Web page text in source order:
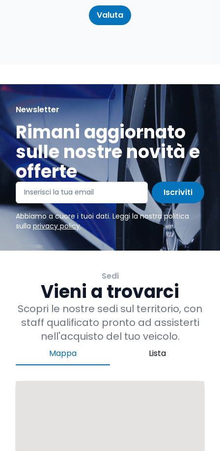
Valuta
Newsletter
Rimani aggiornato
sulle nostre novità e
offerte
Iscriviti
Abbiamo a cuore i tuoi dati. Leggi la nostra politica
sulla privacy policy.
Sedi
Vieni a trovarci
Scopri le nostre sedi sul territorio, con
staff qualificato pronto ad assisterti
nell'acquisto del tuo veicolo.
Mappa Lista